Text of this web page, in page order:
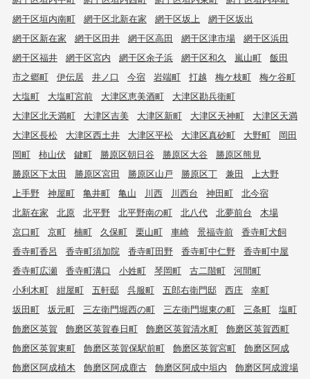
網干区垣内南町
網干区北新在家 網干区坂上
網干区坂出
網干区新在家
網干区田井 網干区高田 網干区津市場
網干区浜田
網干区福井
網干区宮内 網干区余子浜 網干区和久 嵐山町
飯田
市之郷町
伊伝居 井ノ口 今宿 岩端町 打越 梅ケ枝町
梅ケ谷町
大塩町
大塩町宮前 大津区恵美酒町
大津区勘兵衛町
大津区北天満町
大津区吉美 大津区新町 大津区天神町
大津区天満
大津区長松
大津区西土井 大津区平松 大津区真砂町 大野町
岡田
岡町
柿山伏 鍵町 勝原区朝日谷 勝原区大谷
勝原区熊見
勝原区下太田
勝原区宮田 勝原区山戸 勝原区丁 兼田
上大野
上手野
神屋町 亀井町 亀山 川西 川西台 神田町
北今宿
北新在家
北原 北平野 北平野南の町 北八代 北夢前台
木場
京口町
京町 楠町 久保町 栗山町 車崎 景福寺前
香寺町犬飼
香寺町香呂
香寺町須加院 香寺町田野 香寺町中仁野
香寺町中屋
香寺町広瀬
香寺町溝口 小姓町 琴岡町 古二階町
河間町
小利木町
紺屋町 五軒邸 呉服町 五郎右衛門邸 西庄
幸町
坂田町
坂元町 三左衛門堀西の町 三左衛門堀東の町 三条町
塩町
飾磨区英賀
飾磨区英賀春日町 飾磨区英賀清水町
飾磨区英賀西町
飾磨区英賀東町
飾磨区英賀保駅前町 飾磨区英賀宮町
飾磨区阿成
飾磨区阿成植木
飾磨区阿成鹿古 飾磨区阿成中垣内
飾磨区阿成渡場